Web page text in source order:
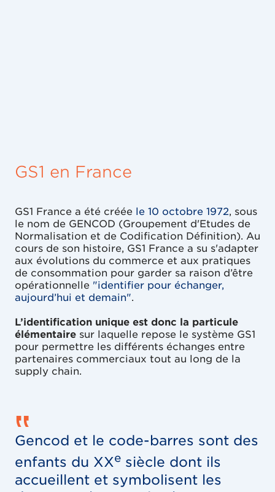
GS1 en France
GS1 France a été créée le 10 octobre 1972, sous
le nom de GENCOD (Groupement d'Etudes de
Normalisation et de Codification Définition). Au
cours de son histoire, GS1 France a su s'adapter
aux évolutions du commerce et aux pratiques
de consommation pour garder sa raison d’être
opérationnelle "identifier pour échanger,
aujourd’hui et demain".
L’identification unique est donc la particule
élémen­taire sur laquelle repose le système GS1
pour permettre les différents échanges entre
partenaires commerciaux tout au long de la
supply chain.
‟
Gencod et le code-barres sont des
enfants du XXe siècle dont ils
accueillent et symbolisent les